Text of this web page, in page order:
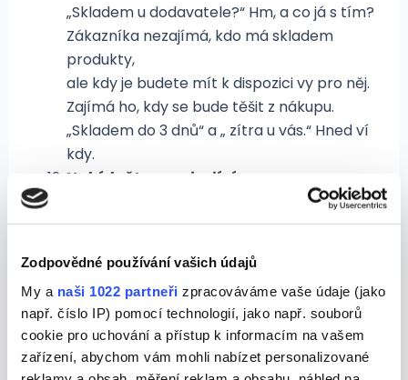
Zodpovědné používání vašich údajů
My a naši 1022 partneři zpracováváme vaše údaje (jako
např. číslo IP) pomocí technologií, jako např. souborů
cookie pro uchování a přístup k informacím na vašem
zařízení, abychom vám mohli nabízet personalizované
„Skladem u dodavatele?“ Hm, a co já s tím?
Zákazníka nezajímá, kdo má skladem
produkty,
ale kdy je budete mít k dispozici vy pro něj.
Zajímá ho, kdy se bude těšit z nákupu.
„Skladem do 3 dnů“ a „ zítra u vás.“ Hned ví
kdy.
Nabídněte související
Zákazník si vybírá badmintonovou raketu.
hře i košíčky. A co obal na raketu? Ten se
zaručeně bude hodit. Doporučte
zákazníkovi další produkty, které souvisí s
jeho vybraným kusem. Určitě bude
související zboží časem potřebovat. Proč ho